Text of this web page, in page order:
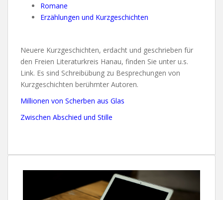
Romane
Erzählungen und Kurzgeschichten
Neuere Kurzgeschichten, erdacht und geschrieben für
den Freien Literaturkreis Hanau, finden Sie unter u.s.
Link. Es sind Schreibübung zu Besprechungen von
Kurzgeschichten berühmter Autoren.
Millionen von Scherben aus Glas
Zwischen Abschied und Stille